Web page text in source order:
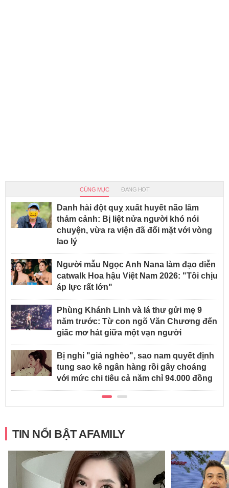
CÙNG MỤC ĐANG HOT
Danh hài đột quỵ xuất huyết não lâm
thảm cảnh: Bị liệt nửa người khó nói
chuyện, vừa ra viện đã đối mặt với vòng
lao lý
Người mẫu Ngọc Anh Nana làm đạo diễn
catwalk Hoa hậu Việt Nam 2026: "Tôi chịu
áp lực rất lớn"
Phùng Khánh Linh và lá thư gửi mẹ 9
năm trước: Từ con ngõ Văn Chương đến
giấc mơ hát giữa một vạn người
Bị nghi "giả nghèo", sao nam quyết định
tung sao kê ngân hàng rồi gây choáng
với mức chi tiêu cả năm chỉ 94.000 đồng
TIN NỔI BẬT AFAMILY